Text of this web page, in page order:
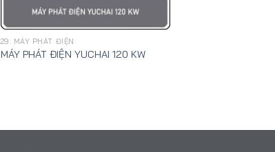
29. MÁY PHÁT ĐIỆN
MÁY PHÁT ĐIỆN YUCHAI 120 KW